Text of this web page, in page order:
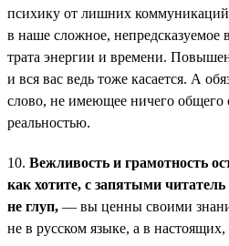
психику от лишних
в наше сложное,
трата энергии и времени.
и вся вас ведь тоже касается. А
слово, не имеющее ничего общего
реальностью.
10. Вежливость и грамотность
как хотите, с запятыми читатель
не глуп, — вы ценны своими
не в русском языке, а в